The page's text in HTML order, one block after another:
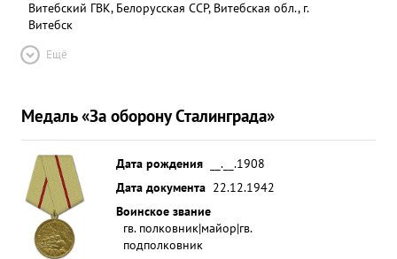
Витебский ГВК, Белорусская ССР, Витебская обл., г.
Витебск
Ещё
Медаль «За оборону Сталинграда»
Дата рождения
__.__.1908
Дата документа 22.12.1942
Воинское звание
гв. полковник|майор|гв.
подполковник